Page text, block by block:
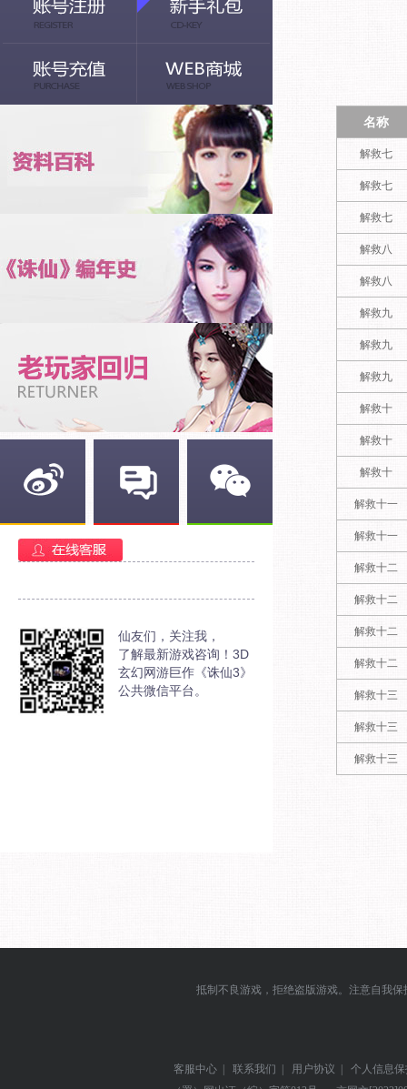
仙友们，关注我，
了解最新游戏咨询！3D
玄幻网游巨作《诛仙3》
公共微信平台。
名称
解救七
解救七
解救七
解救八
解救八
解救九
解救九
解救九
解救十
解救十
解救十
解救十一
解救十一
解救十二
解救十二
解救十二
解救十二
解救十三
解救十三
解救十三
抵制不良游戏，拒绝盗版游戏。注意自我
客服中心 | 联系我们 | 用户协议 |
个人信息